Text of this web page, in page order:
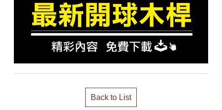
Back to List